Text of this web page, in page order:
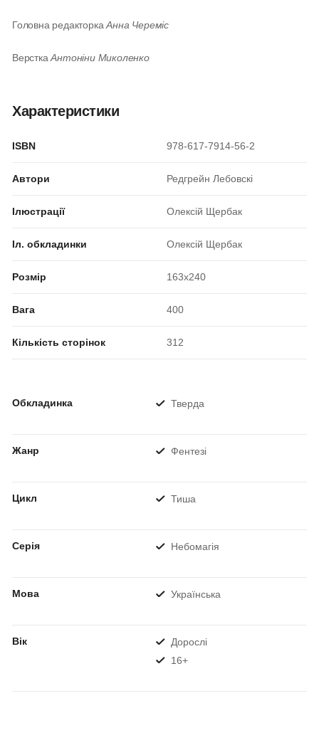
Головна редакторкаАнна Череміс
ВерсткаАнтоніни Миколенко
Характеристики
ISBN 978-617-7914-56-2
Автори Редгрейн Лебовскі
Ілюстрації Олексій Щербак
Іл. обкладинки Олексій Щербак
Розмір 163x240
Вага 400
Кількість сторінок 312
Обкладинка Тверда
Жанр Фентезі
Цикл Тиша
Серія Небомагія
Мова Українська
Вік
Дорослі
16+